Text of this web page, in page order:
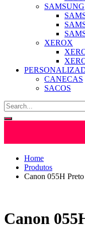
SAMSUNG
XEROX
CANECAS
SACOS
Home
Produtos
Canon 055H
Canon